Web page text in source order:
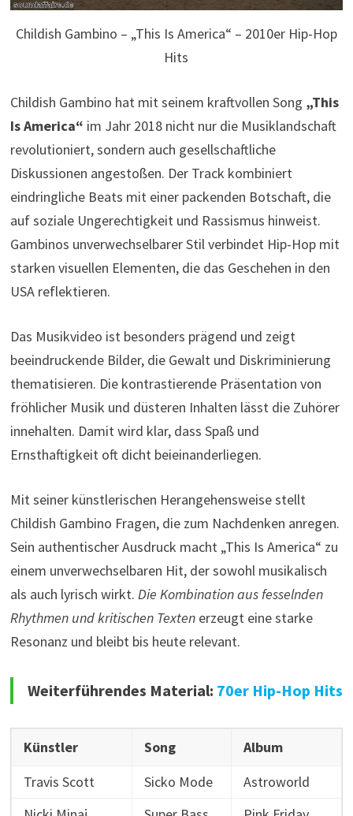
Childish Gambino – „This Is America“ – 2010er Hip-Hop
Hits
Childish Gambino hat mit seinem kraftvollen Song „This
Is America“ im Jahr 2018 nicht nur die Musiklandschaft
revolutioniert, sondern auch gesellschaftliche
Diskussionen angestoßen. Der Track kombiniert
eindringliche Beats mit einer packenden Botschaft, die
auf soziale Ungerechtigkeit und Rassismus hinweist.
Gambinos unverwechselbarer Stil verbindet Hip-Hop mit
starken visuellen Elementen, die das Geschehen in den
USA reflektieren.
Das Musikvideo ist besonders prägend und zeigt
beeindruckende Bilder, die Gewalt und Diskriminierung
thematisieren. Die kontrastierende Präsentation von
fröhlicher Musik und düsteren Inhalten lässt die Zuhörer
innehalten. Damit wird klar, dass Spaß und
Ernsthaftigkeit oft dicht beieinanderliegen.
Mit seiner künstlerischen Herangehensweise stellt
Childish Gambino Fragen, die zum Nachdenken anregen.
Sein authentischer Ausdruck macht „This Is America“ zu
einem unverwechselbaren Hit, der sowohl musikalisch
als auch lyrisch wirkt. Die Kombination aus fesselnden
Rhythmen und kritischen Textenerzeugt eine starke
Resonanz und bleibt bis heute relevant.
Weiterführendes Material: 70er Hip-Hop Hits
Künstler Song
Album
Travis Scott
Sicko Mode
Astroworld